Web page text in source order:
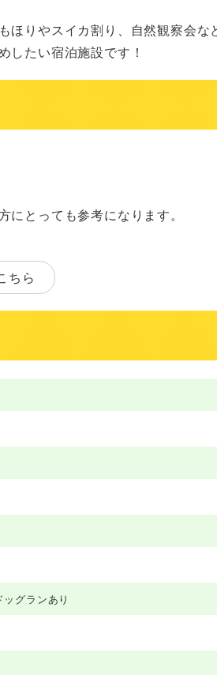
ほりやスイカ割り、自然観察会な
したい宿泊施設です！
とっても参考になります。
ちら
グランあり